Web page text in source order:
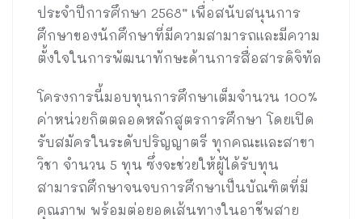
ประจำปีการศึกษา 2568” เพื่อสนับสนุนการ
ศึกษาของนักศึกษาที่มีความสามารถและมีความ
ตั้งใจในการพัฒนาทักษะด้านการสื่อสารดิจิทัล
โครงการนี้มอบทุนการศึกษาเต็มจำนวน 100%
ค่าหน่วยกิตตลอดหลักสูตรการศึกษา โดยเปิด
รับสมัครในระดับปริญญาตรี ทุกคณะและสาขา
วิชา จำนวน 5 ทุน ซึ่งจะช่วยให้ผู้ได้รับทุน
สามารถศึกษาจนจบการศึกษาเป็นบัณฑิตที่มี
คุณภาพ พร้อมต่อยอดเส้นทางในอาชีพสาย